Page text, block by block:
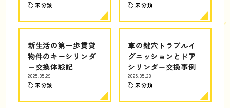
未分類 未分類
新生活の第一歩賃貸
物件のキーシリンダ
ー交換体験記
2025.05.29
未分類
車の鍵穴トラブルイ
グニッションとドア
シリンダー交換事例
2025.05.28
未分類